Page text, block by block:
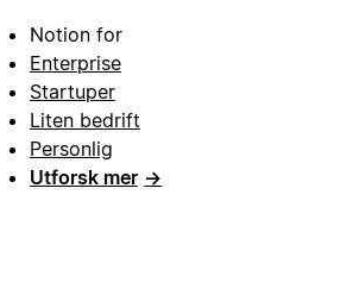
Notion for
Enterprise
Startuper
Liten bedrift
Personlig
Utforsk mer →